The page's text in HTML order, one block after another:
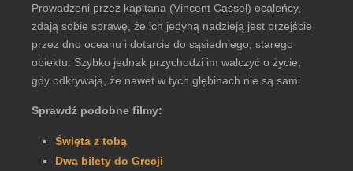
Prowadzeni przez kapitana (Vincent Cassel) ocaleńcy,
zdają sobie sprawę, że ich jedyną nadzieją jest przejście
przez dno oceanu i dotarcie do sąsiedniego, starego
obiektu. Szybko jednak przychodzi im walczyć o życie,
gdy odkrywają, że nawet w tych głębinach nie są sami.
Sprawdź podobne filmy:
Święta z tobą
Dwa bilety do Grecji